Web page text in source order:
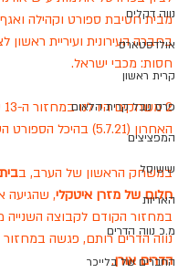
נווה דקלים
אולדסטארס
קרית ראשון
פרס נובל קרית הלאום
המפציצים
שישיסל
האריות
מ.כ נווה הדרים
החברים של בלייכר
מבית חטיבת ספורט וקהילה
בחברה העירונית ועיריית ראשון
חסות: מכבי ישראל.
האחרון (5.7.21) בהיכל הספורט העירוני גן נחום.
במשחק הראשון של הערב, ב
חלום של מזרן איטקלי, שהגיעה
במחזור הקודם לקבוצה השנייה
נווה הדרים רותם, פגשה
הדרים אורן.